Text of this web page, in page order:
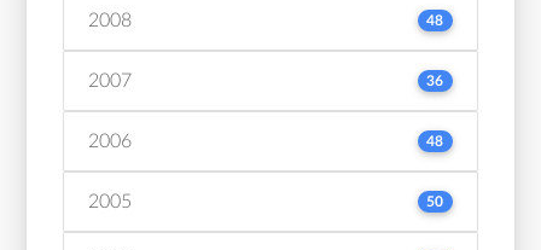
2008 48
2007 36
2006 48
2005 50